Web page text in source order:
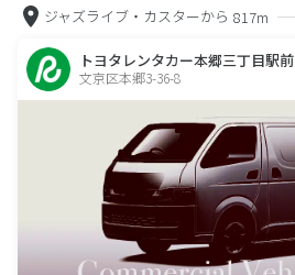
ジャズライブ・カスターから 817m
トヨタレンタカー本郷三丁目駅前
文京区本郷3-36-8